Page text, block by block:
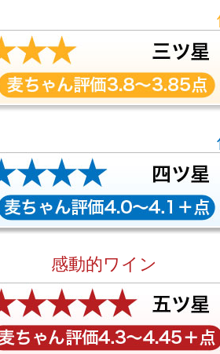
感動的ワイン